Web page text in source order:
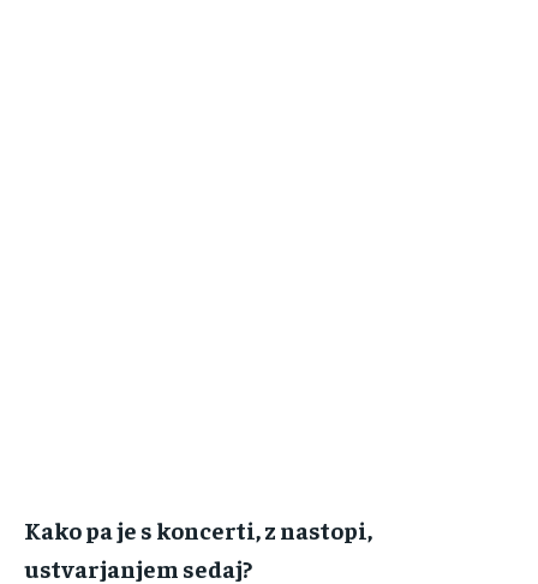
Kako‌ ‌pa‌ ‌je‌ ‌s‌ ‌koncerti,‌ ‌z nastopi,‌
‌ustvarjanjem‌ ‌sedaj?‌ ‌